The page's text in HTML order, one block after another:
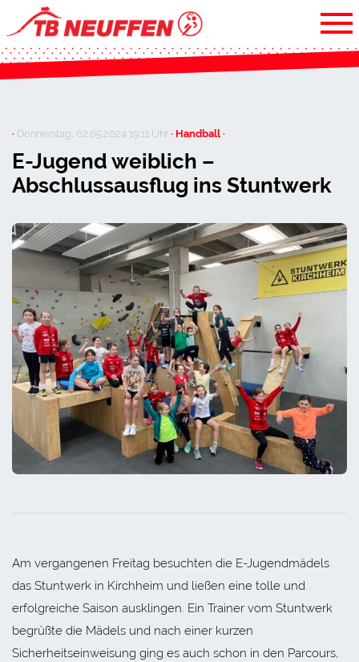
· Donnerstag, 02.05.2024 19:11 Uhr· Handball ·
E-Jugend weiblich –
Abschlussausflug ins Stuntwerk
Am vergangenen Freitag besuchten die E-Jugendmädels
das Stuntwerk in Kirchheim und ließen eine tolle und
erfolgreiche Saison ausklingen. Ein Trainer vom Stuntwerk
begrüßte die Mädels und nach einer kurzen
Sicherheitseinweisung ging es auch schon in den Parcours,